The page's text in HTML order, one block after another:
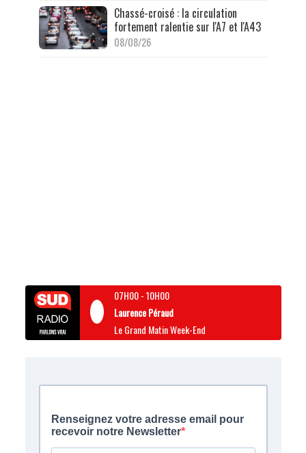
Chassé-croisé : la circulation
fortement ralentie sur l'A7 et l'A43
08/08/26
07H00-10H00
Laurence Péraud
Le Grand Matin Week-End